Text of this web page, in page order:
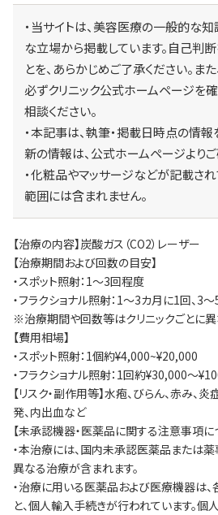
・当サイトは、美容医療の一般的な
な立場から掲載しています。自己判
とを、あらかじめご了承ください。ま
必ずクリニック公式ホームページを
相談ください。
・本記事は、執筆・掲載日時点の情報
新の情報は、公式ホームページよりご
・化粧品やマッサージなどが記載さ
範囲には含まれません。
【治療の内容】炭酸ガス（CO2）レーザー
【治療期間および回数の目安】
・スポット照射：1～3回程度
・フラクショナル照射：1～3カ月に1回、3
※治療期間や回数等はクリニックごとに異
【費用相場】
・スポット照射：1個約¥4,000~¥20,000
・フラクショナル照射：1回約¥30,000～
【リスク・副作用等】水疱、びらん、赤み、
発、内出血など
【未承認機器・医薬品に関する注意事項に
・本治療には、国内未承認医薬品または
異なる治療が含まれます。
・治療に用いる医薬品および医療機器は
と、個人輸入手続きが行われています。